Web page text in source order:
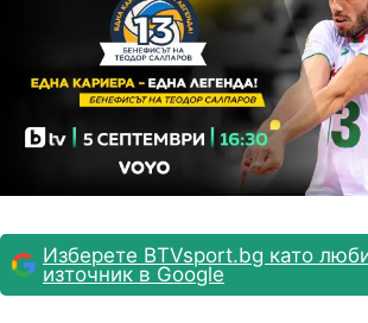
Изберете BTVsport.bg като
източник в Google